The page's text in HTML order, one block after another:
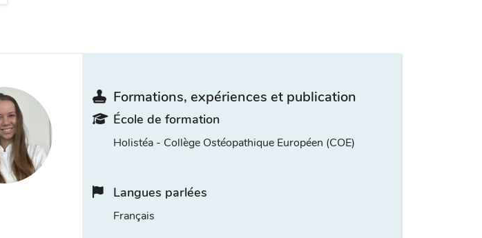
Formations, expériences et publication
École de formation
Holistéa - Collège Ostéopathique Européen (COE)
Langues parlées
Français